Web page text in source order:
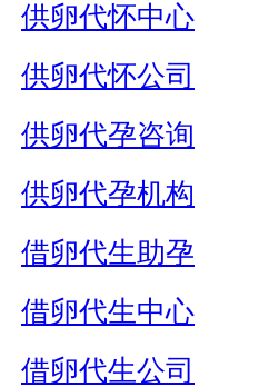
供卵代怀中心
供卵代怀公司
供卵代孕咨询
供卵代孕机构
借卵代生助孕
借卵代生中心
借卵代生公司